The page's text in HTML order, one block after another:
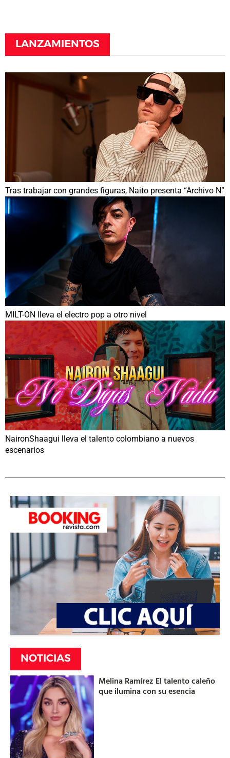
LANZAMIENTOS
Tras trabajar con grandes figuras, Naito presenta “Archivo N”
MILT-ON lleva el electro pop a otro nivel
NaironShaagui lleva el talento colombiano a nuevos
escenarios
NOTICIAS
Melina Ramírez El talento caleño
que ilumina con su esencia